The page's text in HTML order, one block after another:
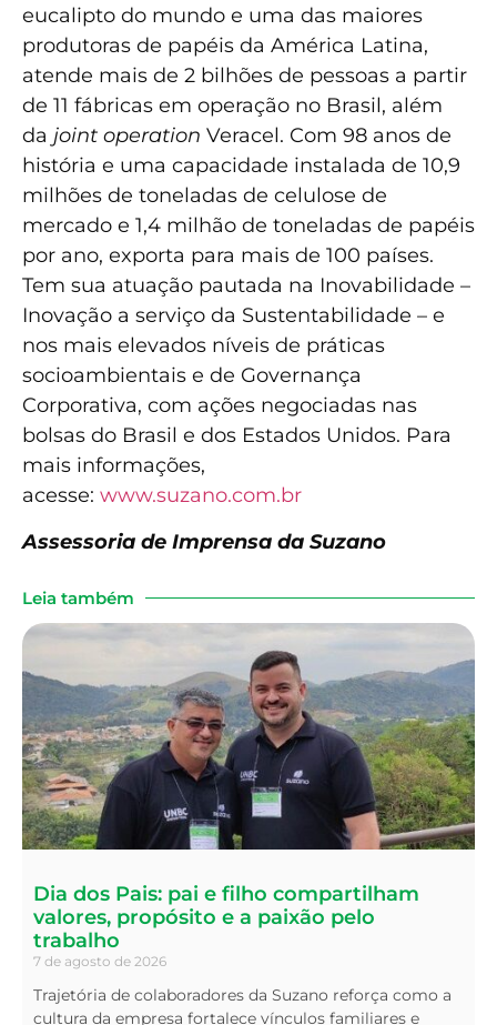
eucalipto do mundo e uma das maiores
produtoras de papéis da América Latina,
atende mais de 2 bilhões de pessoas a partir
de 11 fábricas em operação no Brasil, além
da joint operation Veracel. Com 98 anos de
história e uma capacidade instalada de 10,9
milhões de toneladas de celulose de
mercado e 1,4 milhão de toneladas de papéis
por ano, exporta para mais de 100 países.
Tem sua atuação pautada na Inovabilidade –
Inovação a serviço da Sustentabilidade – e
nos mais elevados níveis de práticas
socioambientais e de Governança
Corporativa, com ações negociadas nas
bolsas do Brasil e dos Estados Unidos. Para
mais informações,
acesse: www.suzano.com.br
Assessoria de Imprensa da Suzano
Leia também
Dia dos Pais: pai e filho compartilham
valores, propósito e a paixão pelo
trabalho
7 de agosto de 2026
Trajetória de colaboradores da Suzano reforça como a
cultura da empresa fortalece vínculos familiares e